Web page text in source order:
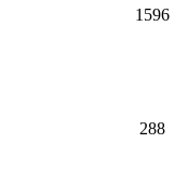
1596
288